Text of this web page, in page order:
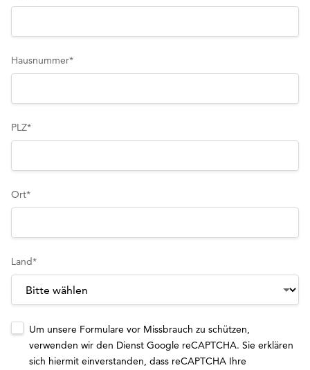
Hausnummer*
PLZ*
Ort*
Land*
Um unsere Formulare vor Missbrauch zu schützen,
verwenden wir den Dienst Google reCAPTCHA. Sie erklären
sich hiermit einverstanden, dass reCAPTCHA Ihre